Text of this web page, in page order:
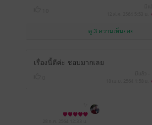
ดู 3 ความเห็นย่อย
เรื่องนี้ดีค่ะ ชอบมากเลย